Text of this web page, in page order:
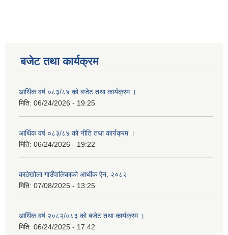
बजेट तथा कार्यक्रम
आर्थिक वर्ष ०८३/८४ को बजेट तथा कार्यक्रम ।
मिति: 06/24/2026 - 19:25
आर्थिक वर्ष ०८३/८४ को नीति तथा कार्यक्रम ।
मिति: 06/24/2026 - 19:22
काठेखोला गाउँपालिकाको आर्थीक ऐन, २०८२
मिति: 07/08/2025 - 13:25
आर्थिक वर्ष २०८२/०८३ को बजेट तथा कार्यक्रम ।
मिति: 06/24/2025 - 17:42